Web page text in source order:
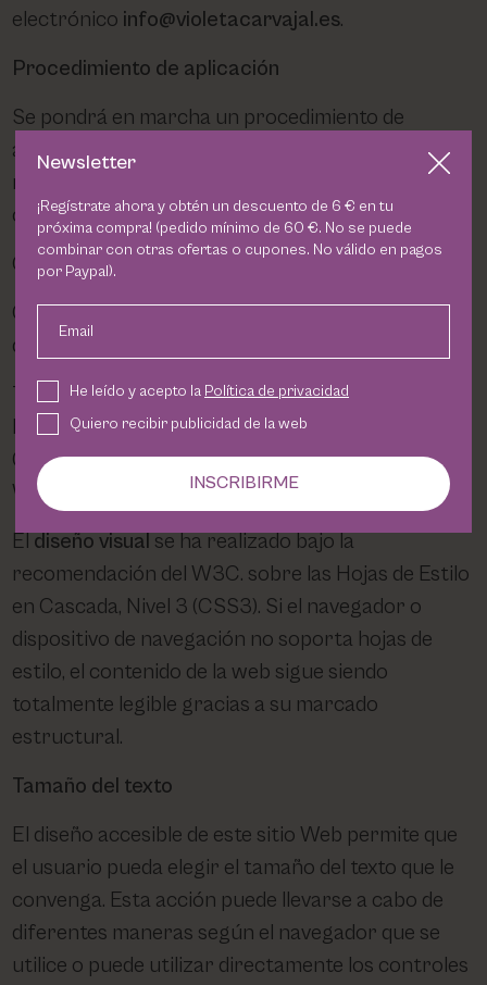
electrónico info@violetacarvajal.es.
Procedimiento de aplicación
Se pondrá en marcha un procedimiento de
aplicación adecuado y eficaz al que debe
recurrirse en caso de que la respuesta a la
comunicación o a la solicitud sea insatisfactoria.
Contenido opcional
Cumplimiento del nivel AA (doble-A) en las Pautas
de Accesibilidad, recomendadas del W3C.
Todas las páginas de este sitio web cumplen con
lasPautas de Accesibilidado Principios
Generales de Diseño Accesible establecidas del
W3C.
El diseño visual se ha realizado bajo la
recomendación del W3C. sobre las Hojas de Estilo
en Cascada, Nivel 3 (CSS3). Si el navegador o
dispositivo de navegación no soporta hojas de
estilo, el contenido de la web sigue siendo
totalmente legible gracias a su marcado
estructural.
Tamaño del texto
El diseño accesible de este sitio Web permite que
el usuario pueda elegir el tamaño del texto que le
convenga. Esta acción puede llevarse a cabo de
diferentes maneras según el navegador que se
utilice o puede utilizar directamente los controles
Newsletter
¡Regístrate ahora y obtén un descuento de 6 € en tu
próxima compra! (pedido mínimo de 60 €. No se puede
combinar con otras ofertas o cupones. No válido en pagos
por Paypal).
Email
He leído y acepto la Política de privacidad
Quiero recibir publicidad de la web
INSCRIBIRME